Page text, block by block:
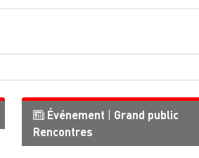
Événement
Grand public
Rencontres